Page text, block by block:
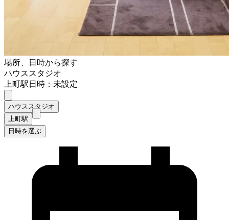
場所、日時から探す
ハウススタジオ
上町駅日時：未設定
ハウススタジオ
上町駅
日時を選ぶ